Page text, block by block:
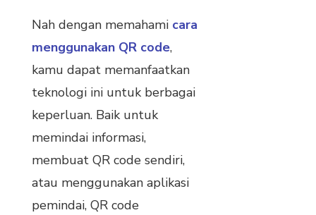
Nah dengan memahami cara
menggunakan QR code,
kamu dapat memanfaatkan
teknologi ini untuk berbagai
keperluan. Baik untuk
memindai informasi,
membuat QR code sendiri,
atau menggunakan aplikasi
pemindai, QR code